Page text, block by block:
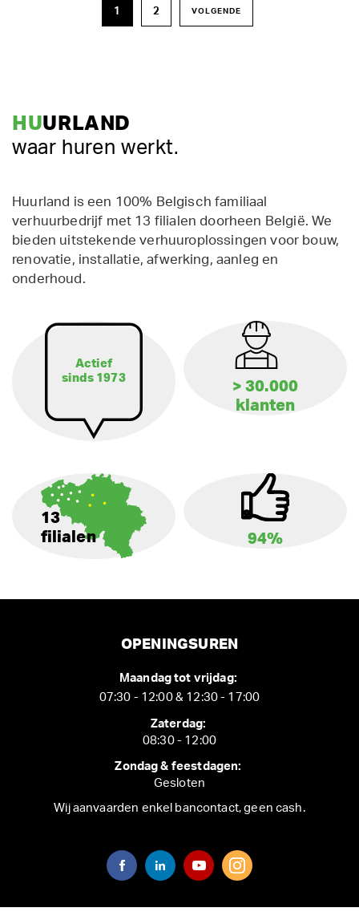
1 2 VOLGENDE
HUURLAND
waar huren werkt.
Huurland is een 100% Belgisch familiaal
verhuurbedrijf met 13 filialen doorheen België. We
bieden uitstekende verhuuroplossingen voor bouw,
renovatie, installatie, afwerking, aanleg en
onderhoud.
Actief
sinds 1973
> 30.000
klanten
13
filialen
94%
OPENINGSUREN
Maandag tot vrijdag:
07:30 - 12:00 & 12:30 - 17:00
Zaterdag:
08:30 - 12:00
Zondag & feestdagen:
Gesloten
Wij aanvaarden enkel bancontact, geen cash.